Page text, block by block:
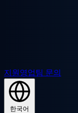
지원영업팀 문의
한국어